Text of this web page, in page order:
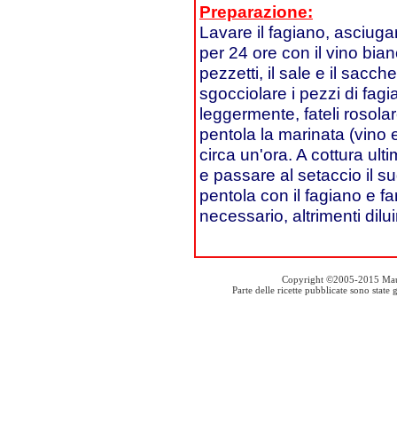
Preparazione:
Lavare il fagiano,
per 24 ore con il vino
pezzetti, il sale e il
sgocciolare i pezzi di
leggermente, fateli
pentola la marinata (vino
circa un'ora. A cottura
e passare al setaccio il
pentola con il fagiano e
necessario, altrimenti
Copyright ©2005-2015
Parte delle ricette pubblicate sono state